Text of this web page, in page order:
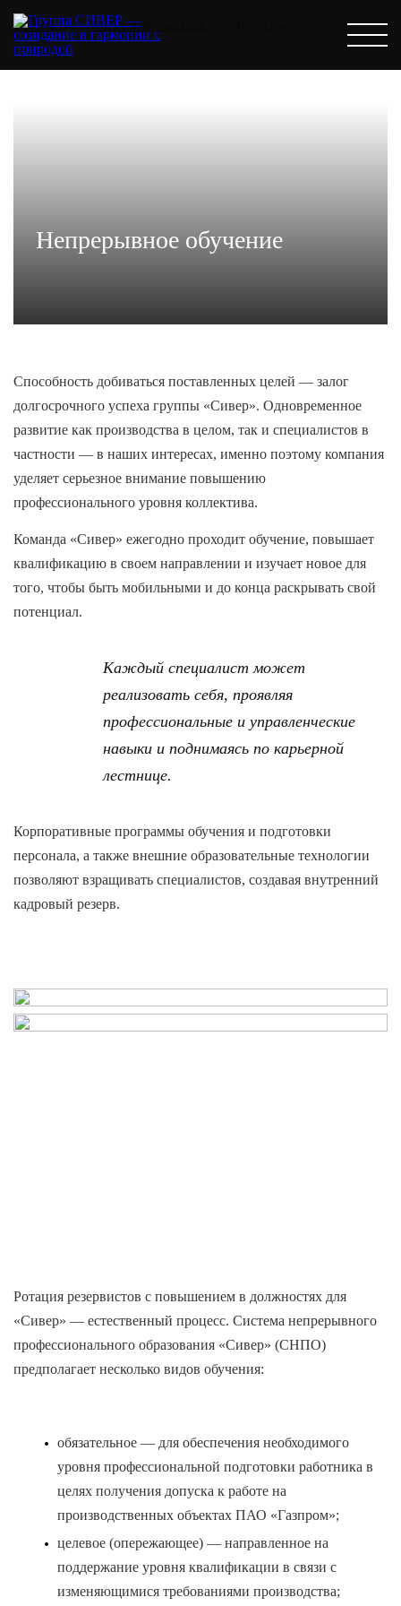
Главная → Почему выбирают нас Непрерывное обучение
Непрерывное обучение
Способность добиваться поставленных целей — залог
долгосрочного успеха группы «Сивер». Одновременное
развитие как производства в целом, так и специалистов в
частности — в наших интересах, именно поэтому компания
уделяет серьезное внимание повышению
профессионального уровня коллектива.
Команда «Сивер» ежегодно проходит обучение, повышает
квалификацию в своем направлении и изучает новое для
того, чтобы быть мобильными и до конца раскрывать свой
потенциал.
Каждый специалист может
реализовать себя, проявляя
профессиональные и управленческие
навыки и поднимаясь по карьерной
лестнице.
Корпоративные программы обучения и подготовки
персонала, а также внешние образовательные технологии
позволяют взращивать специалистов, создавая внутренний
кадровый резерв.
Ротация резервистов с повышением в должностях для
«Сивер» — естественный процесс. Система непрерывного
профессионального образования «Сивер» (СНПО)
предполагает несколько видов обучения:
обязательное — для обеспечения необходимого
уровня профессиональной подготовки работника в
целях получения допуска к работе на
производственных объектах ПАО «Газпром»;
целевое (опережающее) — направленное на
поддержание уровня квалификации в связи с
изменяющимися требованиями производства;